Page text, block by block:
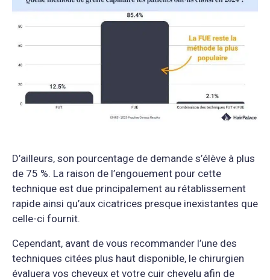
D’ailleurs, son pourcentage de demande s’élève à plus
de 75 %. La raison de l’engouement pour cette
technique est due principalement au rétablissement
rapide ainsi qu’aux cicatrices presque inexistantes que
celle-ci fournit.
Cependant, avant de vous recommander l’une des
techniques citées plus haut disponible, le chirurgien
évaluera vos cheveux et votre cuir chevelu afin de